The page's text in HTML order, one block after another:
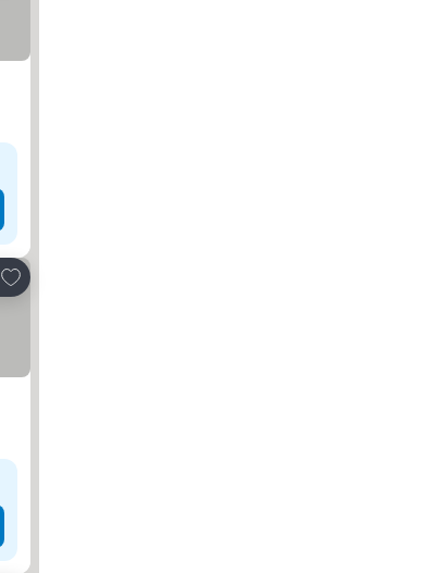
Lägg till i Mina Favoriter